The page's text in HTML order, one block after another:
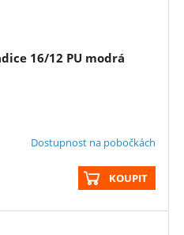
16/12 PU modrá
Dostupnost na pobočkách
KOUPIT